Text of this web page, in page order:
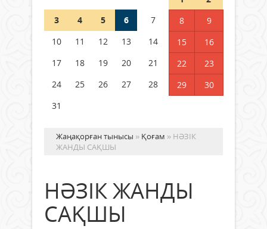
Қысқы демалыс 14 күн: 2026–
каникул кестесі бекітілді
04 тамыз 2026 ж.
3
4 5 6 7 8
9
10
11 12 13 14 15
16
17
18 19 20 21 22
23
24
25 26 27 28 29
30
31
Жаңақорған тынысы » Қоғам » НӘЗІК
ЖАНДЫ САҚШЫ
НӘЗІК ЖАНДЫ
САҚШЫ